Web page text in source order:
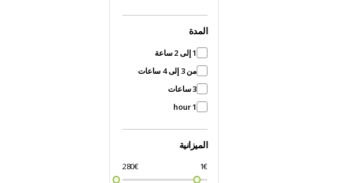
المدة
1 إلى 2 ساعة
من 3 إلى 4 ساعات
3 ساعات
1 hour
الميزانية
1€
280€